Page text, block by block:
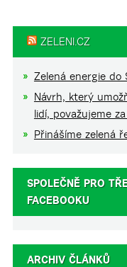
ZELENI.CZ
Zelená energie do
Návrh, který
lidí, považujeme
Přinášíme zelená
SPOLEČNĚ PRO
FACEBOOKU
ARCHIV ČLÁNKŮ